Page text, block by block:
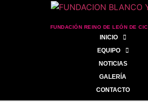
FUNDACIÓN REINO DE LEÓN DE
INICIO
EQUIPO
NOTICIAS
GALERÍA
CONTACTO